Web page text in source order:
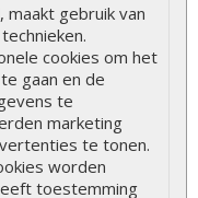
, maakt gebruik van
cookies om het
gaan en de
te
marketing
te tonen.
worden
toestemming